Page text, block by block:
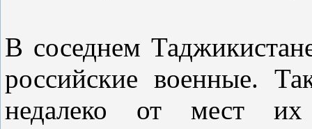
В соседнем
российские военные.
недалеко от мест их